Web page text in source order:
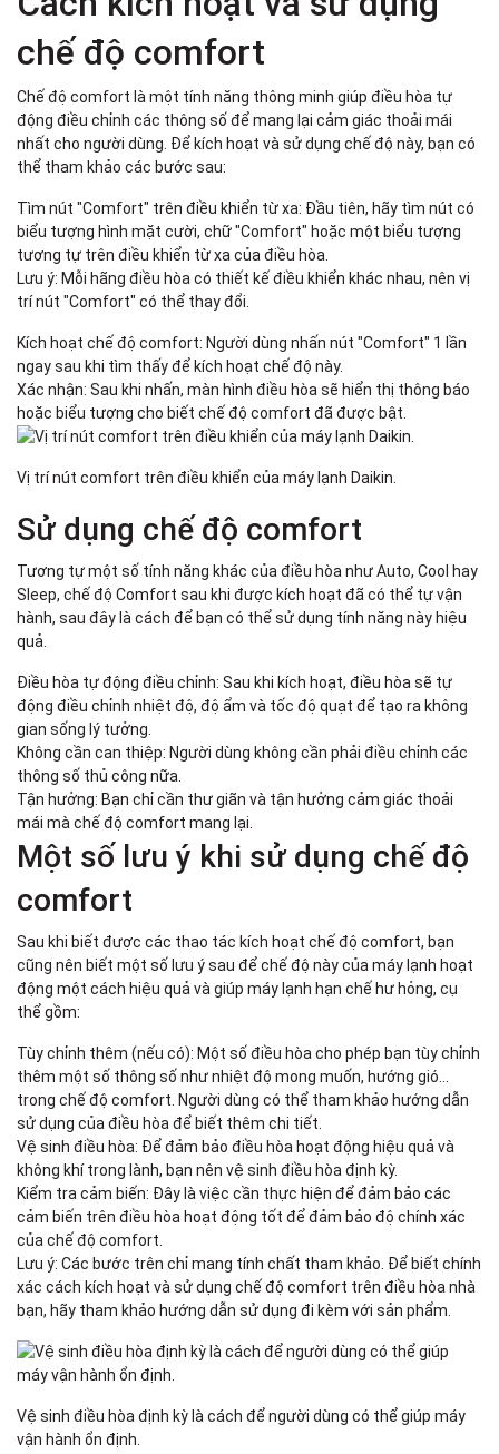
chế độ comfort
Chế độ comfort là một tính năng thông minh giúp điều hòa tự
động điều chỉnh các thông số để mang lại cảm giác thoải mái
nhất cho người dùng. Để kích hoạt và sử dụng chế độ này, bạn có
thể tham khảo các bước sau:
Tìm nút "Comfort" trên điều khiển từ xa: Đầu tiên, hãy tìm nút có
biểu tượng hình mặt cười, chữ "Comfort" hoặc một biểu tượng
tương tự trên điều khiển từ xa của điều hòa.
Lưu ý: Mỗi hãng điều hòa có thiết kế điều khiển khác nhau, nên vị
trí nút "Comfort" có thể thay đổi.
Kích hoạt chế độ comfort: Người dùng nhấn nút "Comfort" 1 lần
ngay sau khi tìm thấy để kích hoạt chế độ này.
Xác nhận: Sau khi nhấn, màn hình điều hòa sẽ hiển thị thông báo
hoặc biểu tượng cho biết chế độ comfort đã được bật.
Vị trí nút comfort trên điều khiển của máy lạnh Daikin.
Sử dụng chế độ comfort
Tương tự một số tính năng khác của điều hòa như Auto, Cool hay
Sleep, chế độ Comfort sau khi được kích hoạt đã có thể tự vận
hành, sau đây là cách để bạn có thể sử dụng tính năng này hiệu
quả.
Điều hòa tự động điều chỉnh: Sau khi kích hoạt, điều hòa sẽ tự
động điều chỉnh nhiệt độ, độ ẩm và tốc độ quạt để tạo ra không
gian sống lý tưởng.
Không cần can thiệp: Người dùng không cần phải điều chỉnh các
thông số thủ công nữa.
Tận hưởng: Bạn chỉ cần thư giãn và tận hưởng cảm giác thoải
mái mà chế độ comfort mang lại.
Một số lưu ý khi sử dụng chế độ
comfort
Sau khi biết được các thao tác kích hoạt chế độ comfort, bạn
cũng nên biết một số lưu ý sau để chế độ này củamáy lạnh hoạt
động một cách hiệu quả và giúp máy lạnh hạn chế hư hỏng, cụ
thể gồm:
Tùy chỉnh thêm (nếu có): Một số điều hòa cho phép bạn tùy chỉnh
thêm một số thông số như nhiệt độ mong muốn, hướng gió...
trong chế độ comfort. Người dùng có thể tham khảo hướng dẫn
sử dụng của điều hòa để biết thêm chi tiết.
Vệ sinh điều hòa: Để đảm bảo điều hòa hoạt động hiệu quả và
không khí trong lành, bạn nên vệ sinh điều hòa định kỳ.
Kiểm tra cảm biến: Đây là việc cần thực hiện để đảm bảo các
cảm biến trên điều hòa hoạt động tốt để đảm bảo độ chính xác
của chế độ comfort.
Lưu ý: Các bước trên chỉ mang tính chất tham khảo. Để biết chính
xác cách kích hoạt và sử dụng chế độ comfort trên điều hòa nhà
bạn, hãy tham khảo hướng dẫn sử dụng đi kèm với sản phẩm.
Vệ sinh điều hòa định kỳ là cách để người dùng có thể giúp máy
vận hành ổn định.